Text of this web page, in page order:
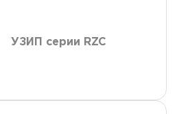
УЗИП серии RZC